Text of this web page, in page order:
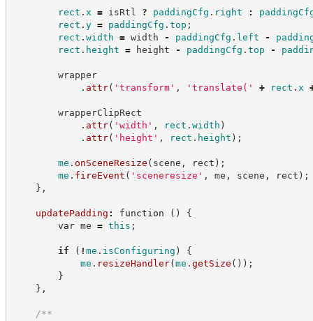
rect . x = isRtl ? paddingCfg . right :
rect . y = paddingCfg . top ;
rect . width = width - paddingCfg . left -
rect . height = height - paddingCfg . top -
wrapper
. attr( ' transform' , ' translate( ' + rect . x
wrapperClipRect
. attr( ' width ' , rect . width )
. attr( ' height ' , rect . height ) ;
me . onSceneResize ( scene , rect ) ;
me . fireEvent ( ' sceneresize ' , me , scene , rect ) ;
} ,
updatePadding : function ( )
{
var me = this ;
if ( ! me . isConfiguring )
{
me . resizeHandler(me . getSize ( ) ) ;
}
} ,
/**